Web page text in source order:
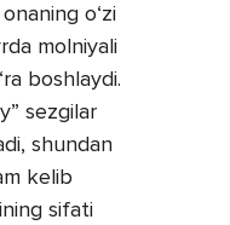
o‘zi
molniyali
boshlaydi.
sezgilar
shundan
kelib
sifati